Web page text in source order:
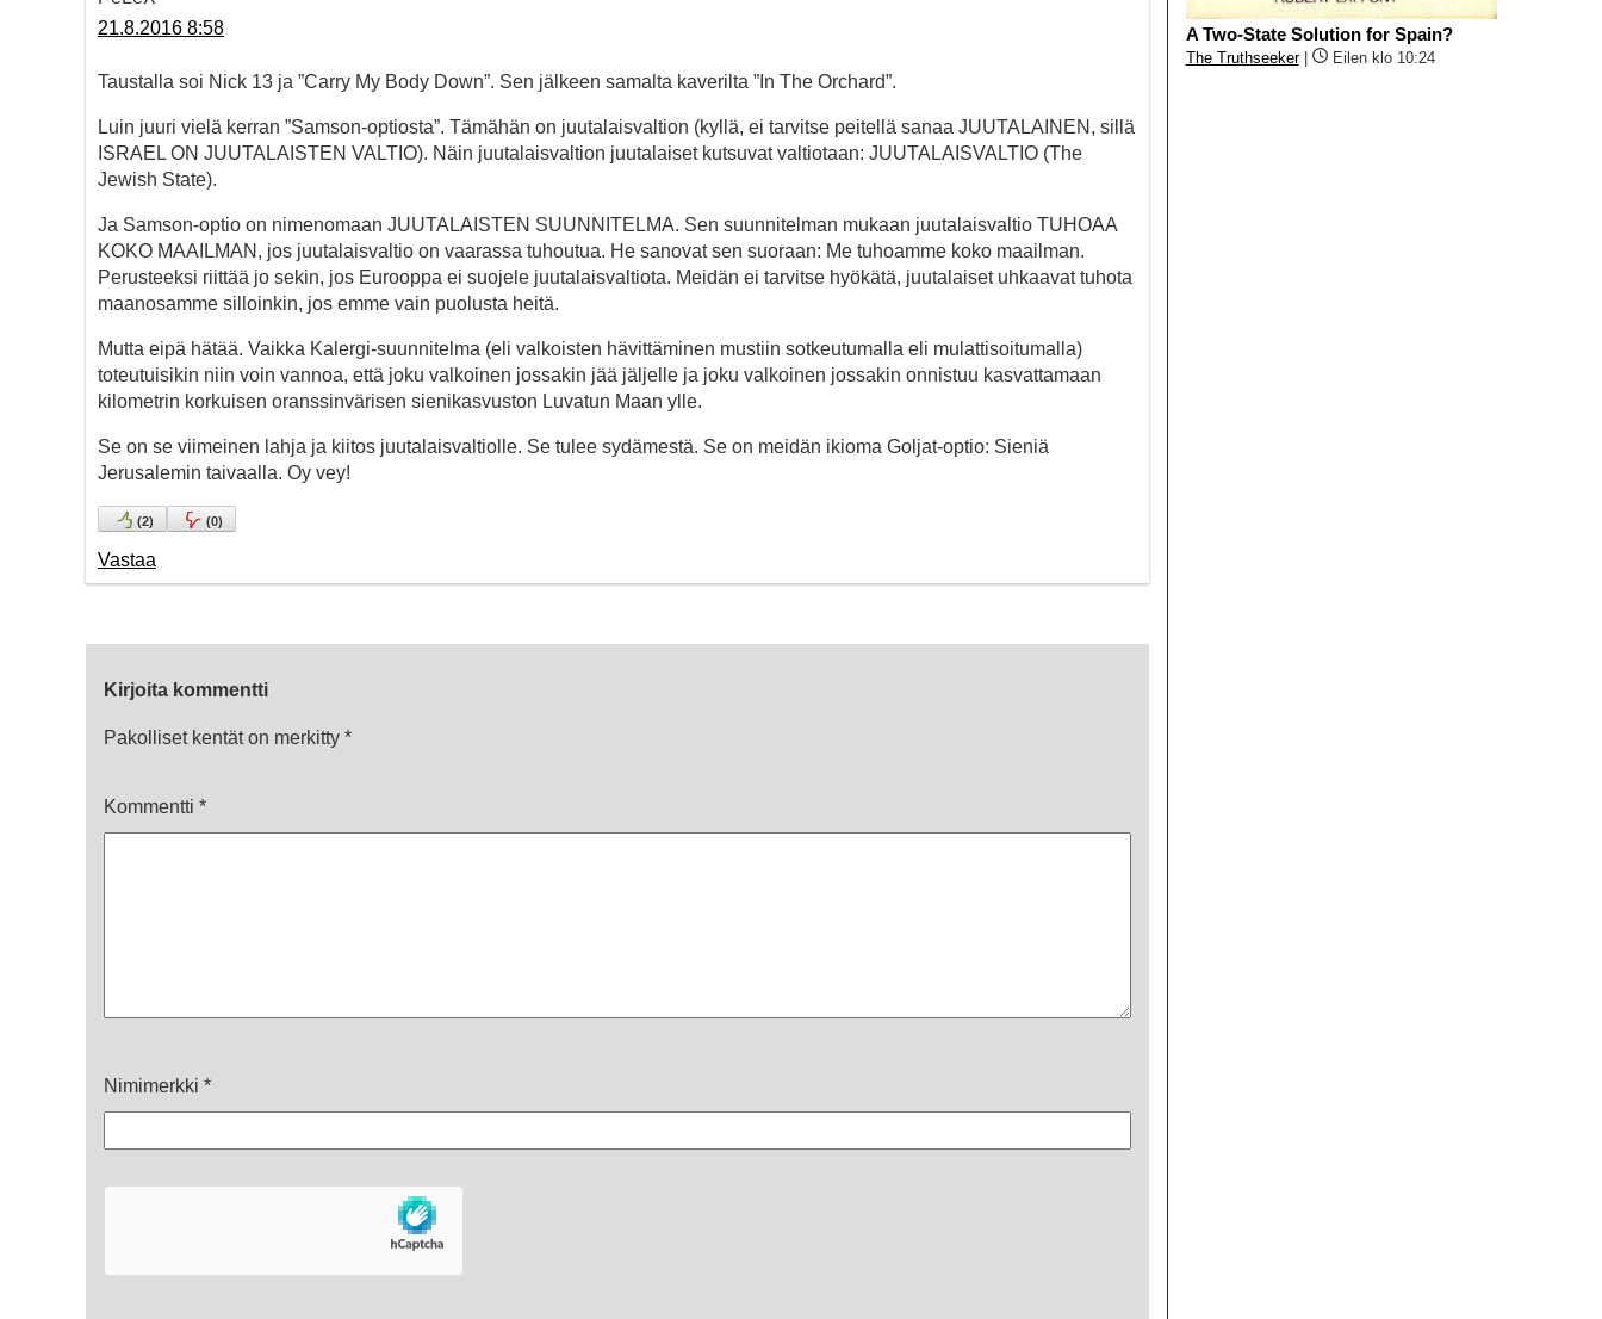
21.8.2016 8:58
Taustalla soi Nick 13 ja ”Carry My Body Down”. Sen jälkeen samalta kaverilta ”In The Orchard”.
Luin juuri vielä kerran ”Samson-optiosta”. Tämähän on juutalaisvaltion (kyllä, ei tarvitse peitellä sanaa JUUTALAINEN, sillä
ISRAEL ON JUUTALAISTEN VALTIO). Näin juutalaisvaltion juutalaiset kutsuvat valtiotaan: JUUTALAISVALTIO (The
Jewish State).
Ja Samson-optio on nimenomaan JUUTALAISTEN SUUNNITELMA. Sen suunnitelman mukaan juutalaisvaltio TUHOAA
KOKO MAAILMAN, jos juutalaisvaltio on vaarassa tuhoutua. He sanovat sen suoraan: Me tuhoamme koko maailman.
Perusteeksi riittää jo sekin, jos Eurooppa ei suojele juutalaisvaltiota. Meidän ei tarvitse hyökätä, juutalaiset uhkaavat tuhota
maanosamme silloinkin, jos emme vain puolusta heitä.
Mutta eipä hätää. Vaikka Kalergi-suunnitelma (eli valkoisten hävittäminen mustiin sotkeutumalla eli mulattisoitumalla)
toteutuisikin niin voin vannoa, että joku valkoinen jossakin jää jäljelle ja joku valkoinen jossakin onnistuu kasvattamaan
kilometrin korkuisen oranssinvärisen sienikasvuston Luvatun Maan ylle.
Se on se viimeinen lahja ja kiitos juutalaisvaltiolle. Se tulee sydämestä. Se on meidän ikioma Goljat-optio: Sieniä
Jerusalemin taivaalla. Oy vey!
(2) (0)
Vastaa
Kirjoita kommentti
Pakolliset kentät on merkitty *
Kommentti *
Nimimerkki *
A Two-State Solution for Spain?
The Truthseeker| Eilen klo 10:24